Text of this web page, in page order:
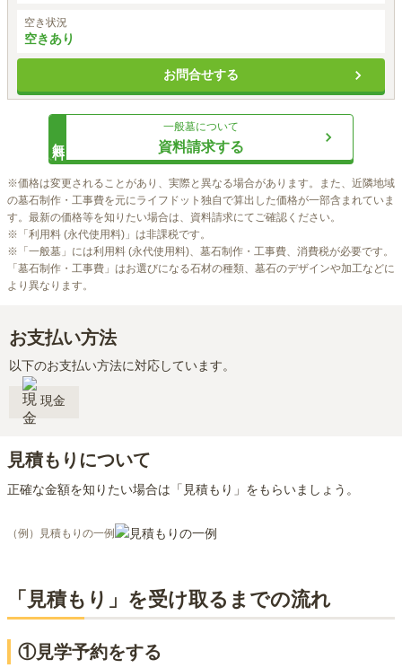
空き状況
空きあり
お問合せする
一般墓について
資料請求する
※価格は変更されることがあり、実際と異なる場合があります。また、近隣地域
の墓石制作・工事費を元にライフドット独自で算出した価格が一部含まれていま
す。最新の価格等を知りたい場合は、資料請求にてご確認ください。
※「利用料 (永代使用料)」は非課税です。
※「一般墓」には利用料 (永代使用料)、墓石制作・工事費、消費税が必要です。
「墓石制作・工事費」はお選びになる石材の種類、墓石のデザインや加工などに
より異なります。
お支払い方法
以下のお支払い方法に対応しています。
現金
見積もりについて
正確な金額を知りたい場合は「見積もり」をもらいましょう。
（例）見積もりの一例
「見積もり」を受け取るまでの流れ
①見学予約をする